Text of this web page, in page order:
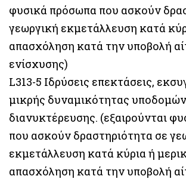
φυσικά πρόσωπα που ασκούν
γεωργική εκμετάλλευση κατά
απασχόληση κατά την υποβολή
ενίσχυσης)
L313-5 Ιδρύσεις επεκτάσεις,
μικρής δυναμικότητας υποδομών
διανυκτέρευσης. (εξαιρούνται
που ασκούν δραστηριότητα σε
εκμετάλλευση κατά κύρια ή
απασχόληση κατά την υποβολή